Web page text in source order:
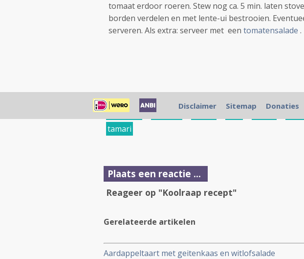
tomaat erdoor roeren. Stew nog ca. 5 min. laten
borden verdelen en met lente-ui bestrooien.
serveren. Als extra: serveer met een tomatensalade .
koolraap , lente-ui peper
tamari
Plaats een reactie ...
Reageer op "Koolraap recept"
Gerelateerde artikelen
Aardappeltaart met geitenkaas en witlofsalade
Disclaimer Sitemap Donaties